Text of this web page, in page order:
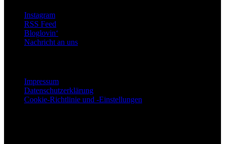
Instagram
RSS Feed
Bloglovin‘
Nachricht an uns
Impressum
Datenschutzerklärung
Cookie-Richtlinie und -Einstellungen